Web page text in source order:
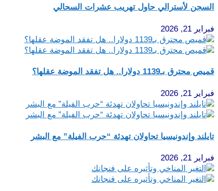
السجن لأسترالي حاول تهريب عشرات السحالي
فبراير 21, 2026
قميص محترق بـ1139 دولارا.. هل تفقد الموضة عقلها؟
فبراير 21, 2026
تايلند وإندونيسيا تحاولان تهدئة “حرب الفيلة” مع البشر
فبراير 21, 2026